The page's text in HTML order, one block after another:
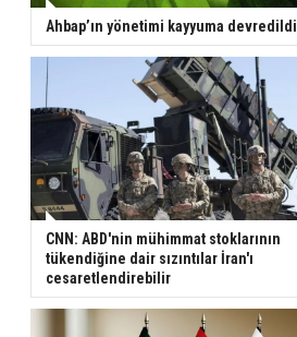
Ahbap’ın yönetimi kayyuma devredildi
CNN: ABD'nin mühimmat stoklarının
tükendiğine dair sızıntılar İran'ı
cesaretlendirebilir